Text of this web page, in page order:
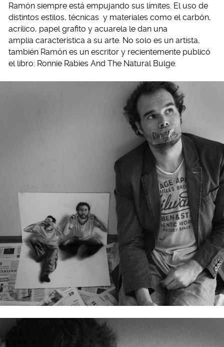
Ramón siempre está empujando sus límites. El uso de
distintos estilos, técnicas y materiales como el carbón,
acrílico, papel grafito y acuarela le dan una
amplia característica a su arte. No solo es un artista,
también Ramón es un escritor y recientemente publicó
el libro: Ronnie Rabies And The Natural Bulge.